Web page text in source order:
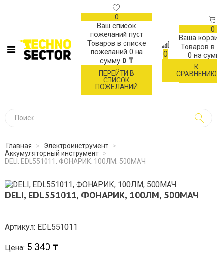
0
Ваш список
пожеланий пуст
Товаров в списке
пожеланий 0 на
сумму 0 ₸
ПЕРЕЙТИ В
СПИСОК
ПОЖЕЛАНИЙ
0
К
СРАВНЕНИЮ
0
Ваша
Товаров в
0 на
Главная > Электроинструмент >
Аккумуляторный инструмент >
DELI, EDL551011, ФОНАРИК, 100ЛМ, 500МАЧ
DELI, EDL551011, ФОНАРИК, 100ЛМ, 500МАЧ
Артикул: EDL551011
Цена: 5 340 ₸